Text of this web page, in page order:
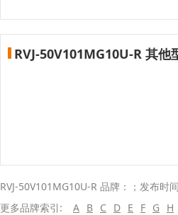
RVJ-50V101MG10U-R 其他
RVJ-50V101MG10U-R 品牌：；发布
更多品牌索引:
A B C D E F G H